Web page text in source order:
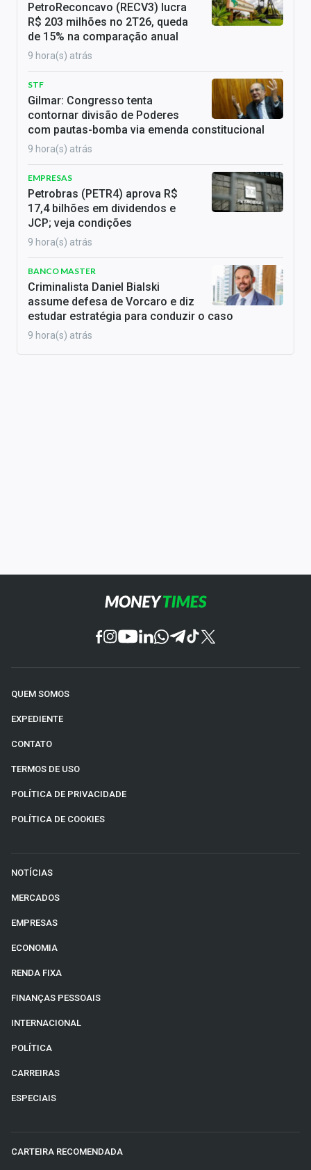
PetroReconcavo (RECV3) lucra
R$ 203 milhões no 2T26, queda
de 15% na comparação anual
9 hora(s) atrás
STF
Gilmar: Congresso tenta
contornar divisão de Poderes
com pautas-bomba via emenda constitucional
9 hora(s) atrás
EMPRESAS
Petrobras (PETR4) aprova R$
17,4 bilhões em dividendos e
JCP; veja condições
9 hora(s) atrás
BANCO MASTER
Criminalista Daniel Bialski
assume defesa de Vorcaro e diz
estudar estratégia para conduzir o caso
9 hora(s) atrás
QUEM SOMOS
EXPEDIENTE
CONTATO
TERMOS DE USO
POLÍTICA DE PRIVACIDADE
POLÍTICA DE COOKIES
NOTÍCIAS
MERCADOS
EMPRESAS
ECONOMIA
RENDA FIXA
FINANÇAS PESSOAIS
INTERNACIONAL
POLÍTICA
CARREIRAS
ESPECIAIS
CARTEIRA RECOMENDADA